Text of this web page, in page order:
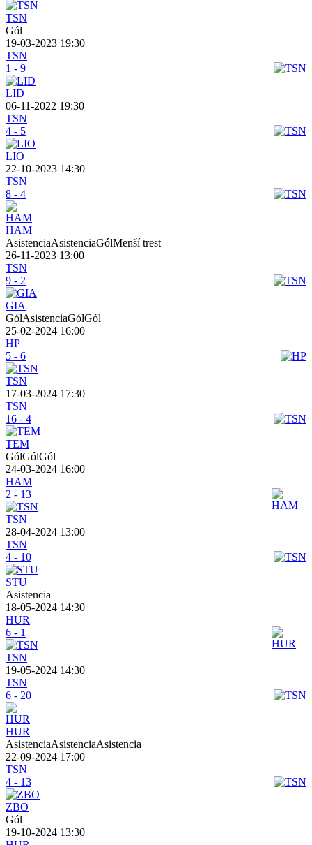
TSN
Gól
19-03-2023 19:30
TSN
1 - 9
LID
06-11-2022 19:30
TSN
4 - 5
LIO
22-10-2023 14:30
TSN
8 - 4
HAM
AsistenciaAsistenciaGólMenší trest
26-11-2023 13:00
TSN
9 - 2
GIA
GólAsistenciaGólGól
25-02-2024 16:00
HP
5 - 6
TSN
17-03-2024 17:30
TSN
16 - 4
TEM
GólGólGól
24-03-2024 16:00
HAM
2 - 13
TSN
28-04-2024 13:00
TSN
4 - 10
STU
Asistencia
18-05-2024 14:30
HUR
6 - 1
TSN
19-05-2024 14:30
TSN
6 - 20
HUR
AsistenciaAsistenciaAsistencia
22-09-2024 17:00
TSN
4 - 13
ZBO
Gól
19-10-2024 13:30